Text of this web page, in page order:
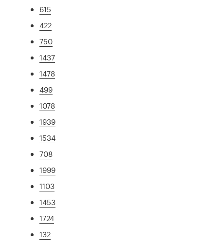
615
422
750
1437
1478
499
1078
1939
1534
708
1999
1103
1453
1724
132